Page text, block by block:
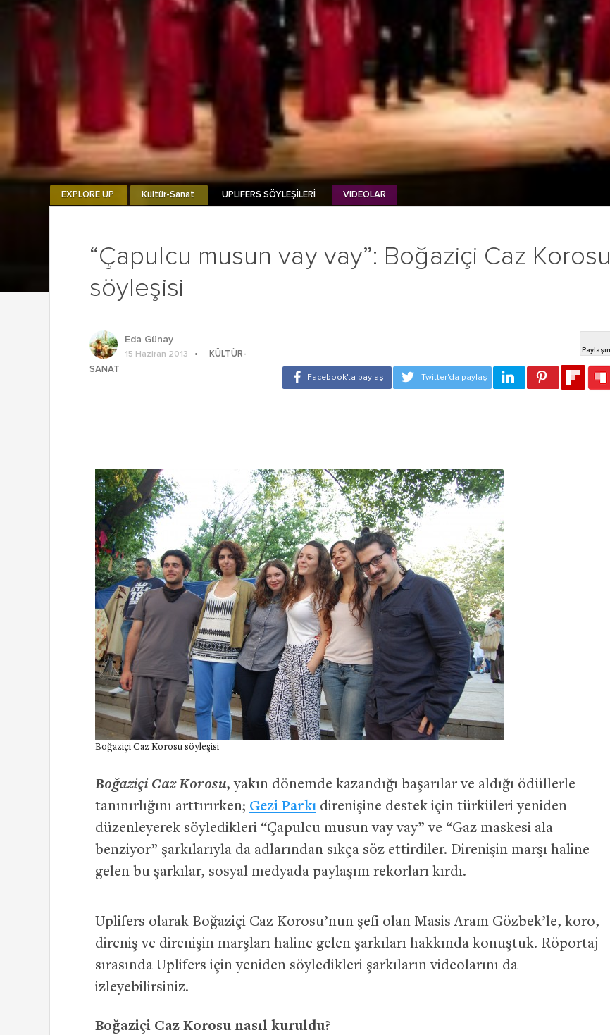
“Çapulcu musun vay vay”: Boğaziçi Caz Korosu
söyleşisi
EXPLORE UP Kültür-Sanat UPLIFERS SÖYLEŞİLERİ VIDEOLAR
Eda Günay
15 Haziran 2013
KÜLTÜR-
SANAT
Boğaziçi Caz Korosu söyleşisi
Boğaziçi Caz Korosu, yakın dönemde kazandığı başarılar ve aldığı ödüllerle
tanınırlığını arttırırken; Gezi Parkı direnişine destek için türküleri yeniden
düzenleyerek söyledikleri “Çapulcu musun vay vay” ve “Gaz maskesi ala
benziyor” şarkılarıyla da adlarından sıkça söz ettirdiler. Direnişin marşı haline
gelen bu şarkılar, sosyal medyada paylaşım rekorları kırdı.
Uplifers olarak Boğaziçi Caz Korosu’nun şefi olan Masis Aram Gözbek’le, koro,
direniş ve direnişin marşları haline gelen şarkıları hakkında konuştuk. Röportaj
sırasında Uplifers için yeniden söyledikleri şarkıların videolarını da
izleyebilirsiniz.
Boğaziçi Caz Korosu nasıl kuruldu?